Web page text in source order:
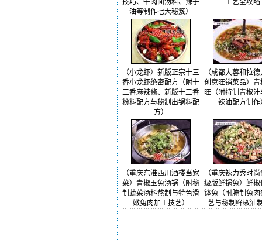
技巧、牛肉面汤料、辣子
油等制作七大秘笈）
工艺全攻略
（小龙虾）新版正宗十三
香小龙虾绝密配方（附十
三香麻辣酱、新版十三香
粉料配方与秘制出锅料配
方）
（成都大蓉和拉
创意旺销菜品）青
旺（附特制青椒汁
辣油配方制作
（重庆东淮西川酒楼当家
菜）青椒玉兔汤锅（附秘
制蔬菜汤料熬制与特色滑
嫩兔肉加工技艺）
（重庆辣力秀时
级版鲜锅兔）鲜椒
钵兔（附腌制兔肉
艺与秘制鲜椒油